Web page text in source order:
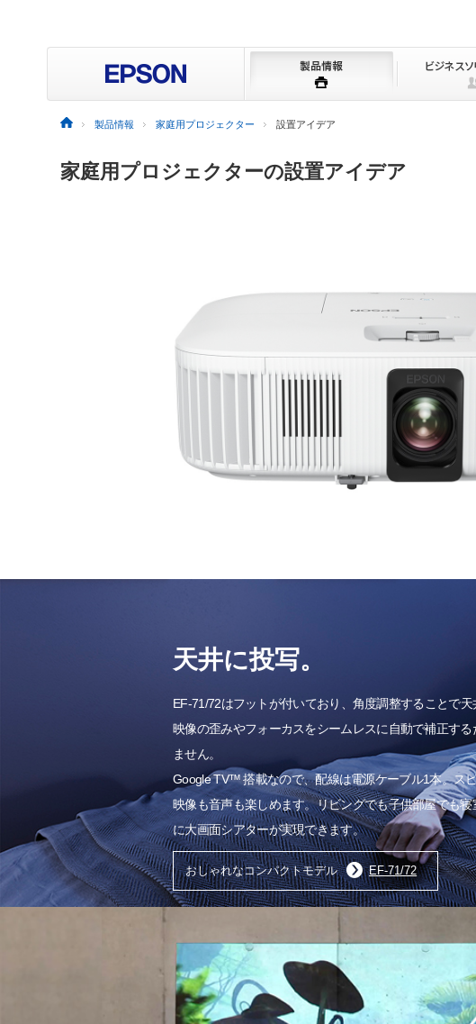
製品情報 家庭用プロジェクター 設置アイデア
家庭用プロジェクターの設置アイデア
天井に投写。
EF-71/72はフットが付いており、角度調整することで天
映像の歪みやフォーカスをシームレスに自動で補正す
ません。
Google TV™ 搭載なので、配線は電源ケーブル1本。ス
映像も音声も楽しめます。リビングでも子供部屋でも
に大画面シアターが実現できます。
おしゃれなコンパクトモデル EF-71/72